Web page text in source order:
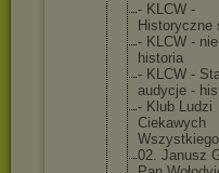
- KLCW -
Historyczne
- KLCW -
historia
- KLCW -
audycje -
- Klub Ludzi
Ciekawych
Wszystkiego
02. Janusz